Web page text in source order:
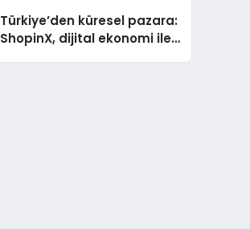
Türkiye’den küresel pazara:
ShopinX, dijital ekonomi ile